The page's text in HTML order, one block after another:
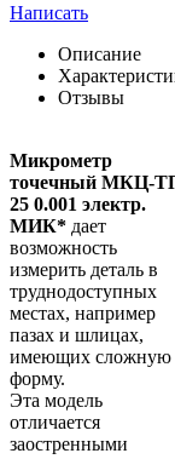
Написать
Описание
Отзывы
Микрометр
точечный МКЦ-
25 0.001 электр.
МИК* дает
возможность
измерить деталь в
труднодоступных
местах, например
пазах и шлицах,
имеющих сложную
форму.
Эта модель
отличается
заостренными